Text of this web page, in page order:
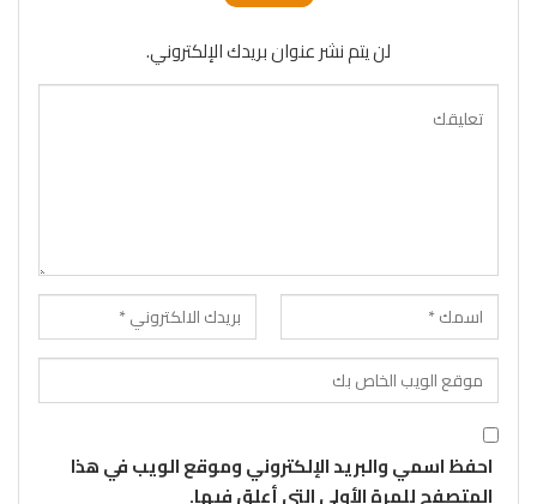
لن يتم نشر عنوان بريدك الإلكتروني.
احفظ اسمي والبريد الإلكتروني وموقع الويب في هذا
المتصفح للمرة الأولى التي أعلق فيها.